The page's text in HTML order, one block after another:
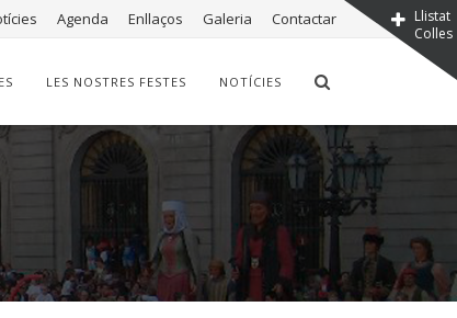
Llistat
Colles
Agenda Enllaços Galeria Contactar
LES NOSTRES FESTES NOTÍCIES